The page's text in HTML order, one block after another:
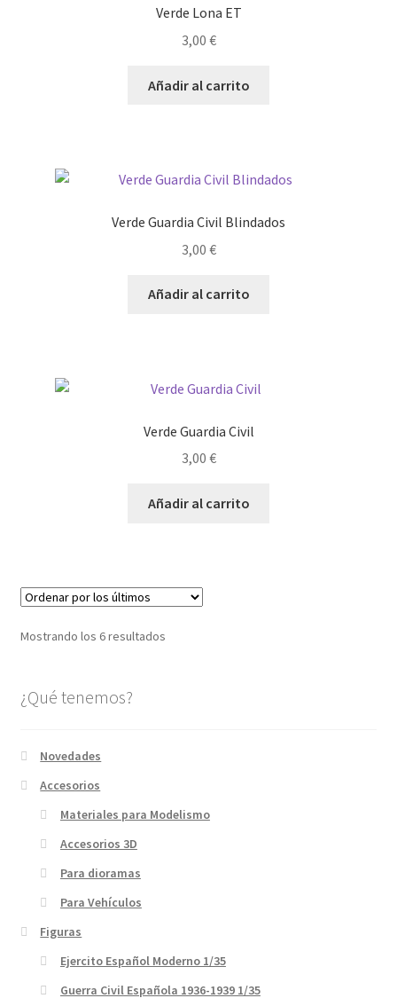
Verde Lona ET
3,00 €
Añadir al carrito
Verde Guardia Civil Blindados
3,00 €
Añadir al carrito
Verde Guardia Civil
3,00 €
Añadir al carrito
Mostrando los 6 resultadosOrdenado
¿Qué tenemos?
Novedades
Accesorios
Materiales para Modelismo
Accesorios 3D
Para dioramas
Para Vehículos
Figuras
Ejercito Español Moderno 1/35
Guerra Civil Española 1936-1939 1/35